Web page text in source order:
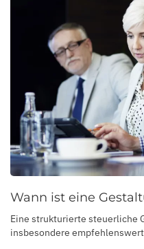
Wann ist eine
Eine strukturierte steuerliche
insbesondere